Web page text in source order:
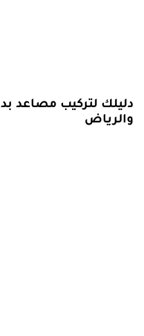
دليلك لتركيب مصاعد
والرياض